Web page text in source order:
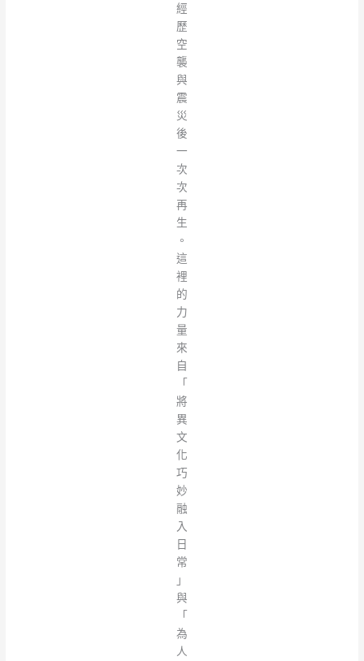
經
歷
空
襲
與
震
災
後
一
次
次
再
生
。
這
裡
的
力
量
來
自
「
將
異
文
化
巧
妙
融
入
日
常
」
與
「
為
人